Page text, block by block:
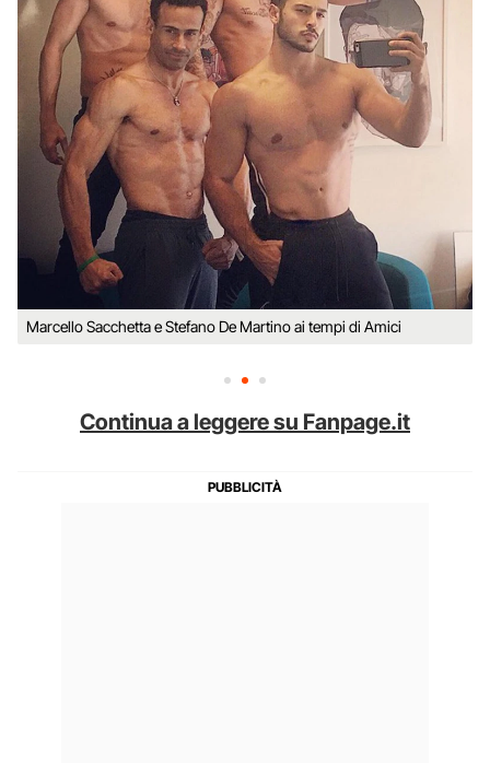
Marcello Sacchetta e Stefano De Martino ai tempi di Amici
Continua a leggere su Fanpage.it